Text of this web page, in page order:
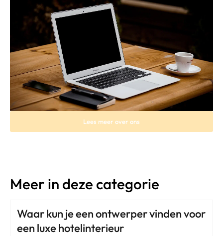
Lees meer over ons
Meer in deze categorie
Waar kun je een ontwerper vinden voor
een luxe hotelinterieur